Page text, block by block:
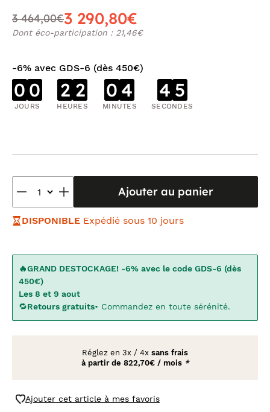
3 464,00€3 290,80€
Dont éco-participation : 21,46€
-6% avec GDS-6 (dès 450€)
0 0
JOURS
2 2
HEURES
0 4
MINUTES
4 4
SECONDES
Ajouter au panier
DISPONIBLE Expédié sous 10 jours
🔥GRAND DESTOCKAGE! -6% avec le code GDS-6 (dès
450€)
Les 8 et 9 aout
🔁Retours gratuits• Commandez en toute sérénité.
Réglez en 3x / 4x sans frais
à partir de 822,70€ / mois *
Ajouter cet article à mes favoris